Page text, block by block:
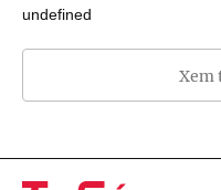
undefined
Xem